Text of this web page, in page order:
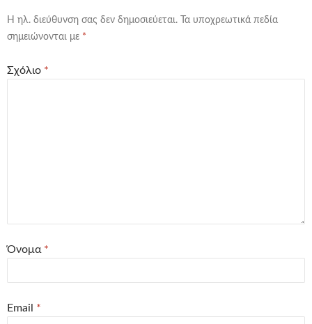
Η ηλ. διεύθυνση σας δεν δημοσιεύεται.
Τα υποχρεωτικά πεδία
σημειώνονται με *
Σχόλιο *
Όνομα *
Email *